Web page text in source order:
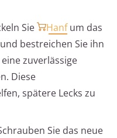
Sie Hanfum das
bestreichen Sie ihn
zuverlässige
Diese
spätere Lecks zu
Sie das neue